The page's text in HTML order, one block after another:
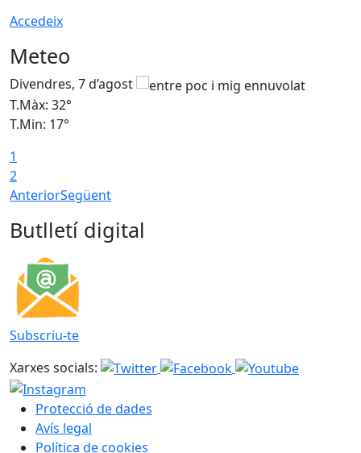
Accedeix
Meteo
Divendres, 7 d’agost
T.Màx: 32°
T.Min: 17°
1
2
AnteriorSegüent
Butlletí digital
Subscriu-te
Xarxes socials:
Protecció de dades
Avís legal
Política de cookies